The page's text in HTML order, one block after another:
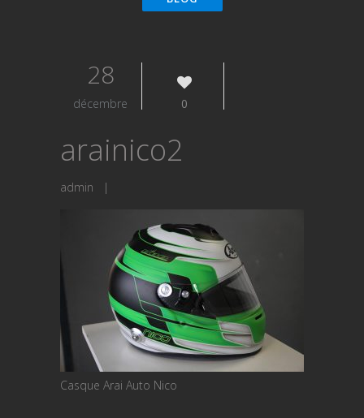
28
décembre 0
arainico2
admin |
Casque Arai Auto Nico